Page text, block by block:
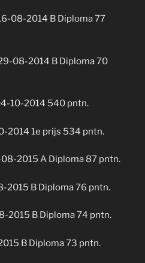
08-2014 B Diploma 77
08-2014 B Diploma 70
10-2014 540 pntn.
2014 1e prijs 534 pntn.
2015 A Diploma 87 pntn.
2015 B Diploma 76 pntn.
2015 B Diploma 74 pntn.
B Diploma 73 pntn.